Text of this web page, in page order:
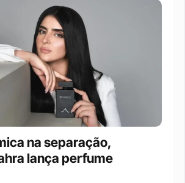
na separação,
lança perfume